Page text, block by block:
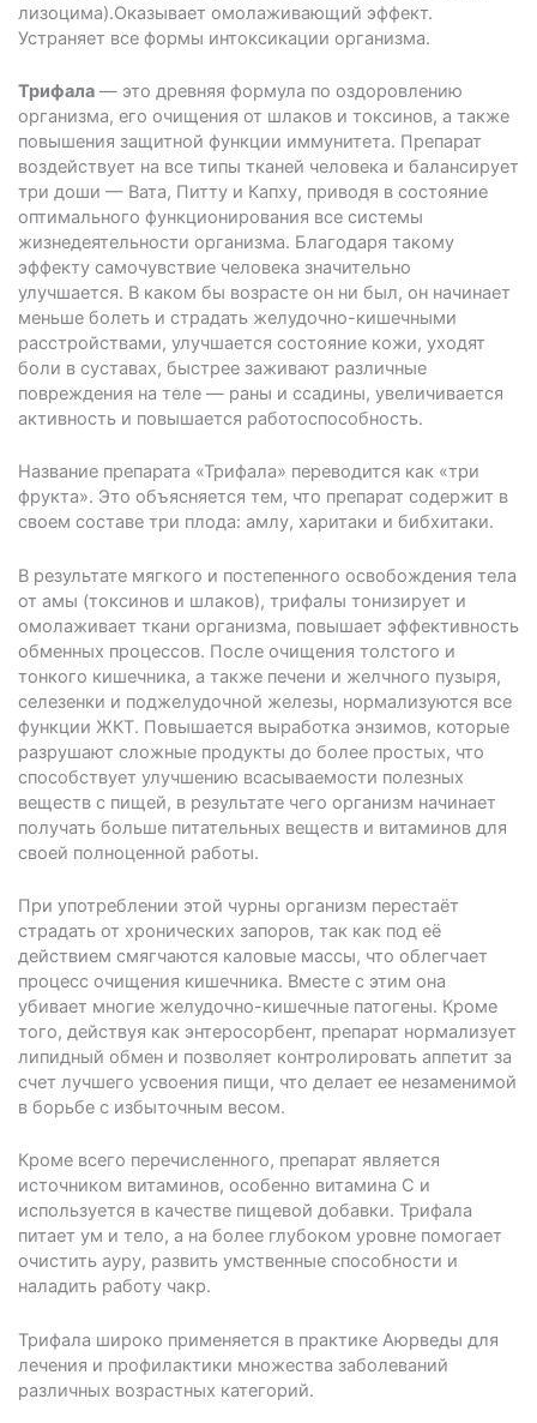
лизоцима).Оказывает омолаживающий эффект.
Устраняет все формы интоксикации организма.
Трифала— это древняя формула по оздоровлению
организма, его очищения от шлаков и токсинов, а также
повышения защитной функции иммунитета. Препарат
воздействует на все типы тканей человека и балансирует
три доши — Вата, Питту и Капху, приводя в состояние
оптимального функционирования все системы
жизнедеятельности организма. Благодаря такому
эффекту самочувствие человека значительно
улучшается. В каком бы возрасте он ни был, он начинает
меньше болеть и страдать желудочно-кишечными
расстройствами, улучшается состояние кожи, уходят
боли в суставах, быстрее заживают различные
повреждения на теле — раны и ссадины, увеличивается
активность и повышается работоспособность.
Название препарата «Трифала» переводится как «три
фрукта». Это объясняется тем, что препарат содержит в
своем составе три плода: амлу, харитаки и бибхитаки.
В результате мягкого и постепенного освобождения тела
от амы (токсинов и шлаков), трифалы тонизирует и
омолаживает ткани организма, повышает эффективность
обменных процессов. После очищения толстого и
тонкого кишечника, а также печени и желчного пузыря,
селезенки и поджелудочной железы, нормализуются все
функции ЖКТ. Повышается выработка энзимов, которые
разрушают сложные продукты до более простых, что
способствует улучшению всасываемости полезных
веществ с пищей, в результате чего организм начинает
получать больше питательных веществ и витаминов для
своей полноценной работы.
При употреблении этой чурны организм перестаёт
страдать от хронических запоров, так как под её
действием смягчаются каловые массы, что облегчает
процесс очищения кишечника. Вместе с этим она
убивает многие желудочно-кишечные патогены. Кроме
того, действуя как энтеросорбент, препарат нормализует
липидный обмен и позволяет контролировать аппетит за
счет лучшего усвоения пищи, что делает ее незаменимой
в борьбе с избыточным весом.
Кроме всего перечисленного, препарат является
источником витаминов, особенно витамина С и
используется в качестве пищевой добавки. Трифала
питает ум и тело, а на более глубоком уровне помогает
очистить ауру, развить умственные способности и
наладить работу чакр.
Трифала широко применяется в практике Аюрведы для
лечения и профилактики множества заболеваний
различных возрастных категорий.